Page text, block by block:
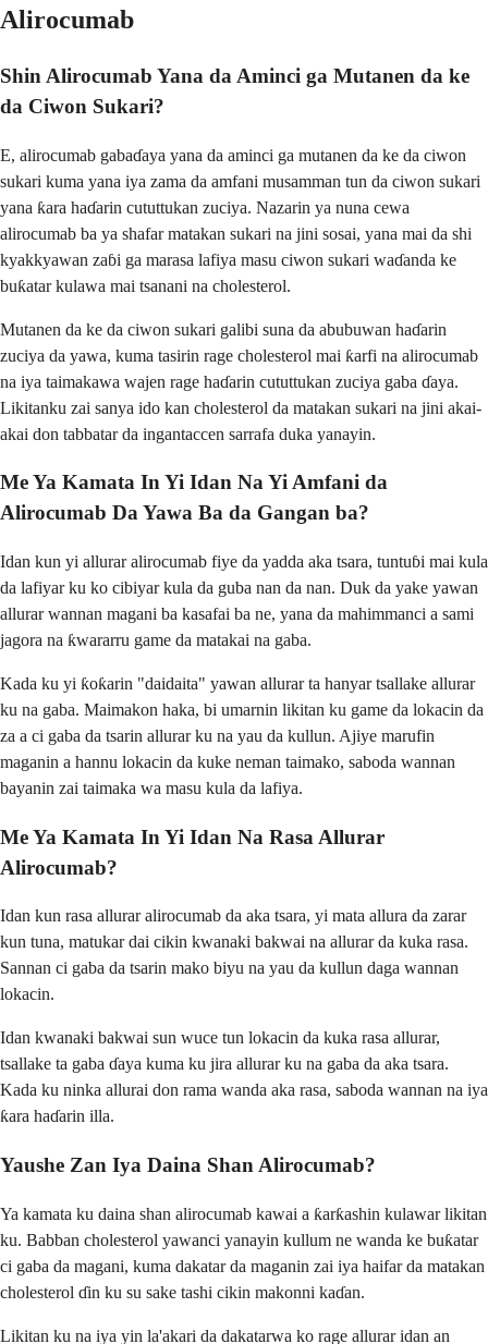
Alirocumab
Shin Alirocumab Yana da Aminci ga Mutanen da ke
da Ciwon Sukari?
E, alirocumab gabaɗaya yana da aminci ga mutanen da ke da ciwon
sukari kuma yana iya zama da amfani musamman tun da ciwon sukari
yana ƙara haɗarin cututtukan zuciya. Nazarin ya nuna cewa
alirocumab ba ya shafar matakan sukari na jini sosai, yana mai da shi
kyakkyawan zaɓi ga marasa lafiya masu ciwon sukari waɗanda ke
buƙatar kulawa mai tsanani na cholesterol.
Mutanen da ke da ciwon sukari galibi suna da abubuwan haɗarin
zuciya da yawa, kuma tasirin rage cholesterol mai ƙarfi na alirocumab
na iya taimakawa wajen rage haɗarin cututtukan zuciya gaba ɗaya.
Likitanku zai sanya ido kan cholesterol da matakan sukari na jini akai-
akai don tabbatar da ingantaccen sarrafa duka yanayin.
Me Ya Kamata In Yi Idan Na Yi Amfani da
Alirocumab Da Yawa Ba da Gangan ba?
Idan kun yi allurar alirocumab fiye da yadda aka tsara, tuntuɓi mai kula
da lafiyar ku ko cibiyar kula da guba nan da nan. Duk da yake yawan
allurar wannan magani ba kasafai ba ne, yana da mahimmanci a sami
jagora na ƙwararru game da matakai na gaba.
Kada ku yi ƙoƙarin "daidaita" yawan allurar ta hanyar tsallake allurar
ku na gaba. Maimakon haka, bi umarnin likitan ku game da lokacin da
za a ci gaba da tsarin allurar ku na yau da kullun. Ajiye marufin
maganin a hannu lokacin da kuke neman taimako, saboda wannan
bayanin zai taimaka wa masu kula da lafiya.
Me Ya Kamata In Yi Idan Na Rasa Allurar
Alirocumab?
Idan kun rasa allurar alirocumab da aka tsara, yi mata allura da zarar
kun tuna, matukar dai cikin kwanaki bakwai na allurar da kuka rasa.
Sannan ci gaba da tsarin mako biyu na yau da kullun daga wannan
lokacin.
Idan kwanaki bakwai sun wuce tun lokacin da kuka rasa allurar,
tsallake ta gaba ɗaya kuma ku jira allurar ku na gaba da aka tsara.
Kada ku ninka allurai don rama wanda aka rasa, saboda wannan na iya
ƙara haɗarin illa.
Yaushe Zan Iya Daina Shan Alirocumab?
Ya kamata ku daina shan alirocumab kawai a ƙarƙashin kulawar likitan
ku. Babban cholesterol yawanci yanayin kullum ne wanda ke buƙatar
ci gaba da magani, kuma dakatar da maganin zai iya haifar da matakan
cholesterol ɗin ku su sake tashi cikin makonni kaɗan.
Likitan ku na iya yin la'akari da dakatarwa ko rage allurar idan an